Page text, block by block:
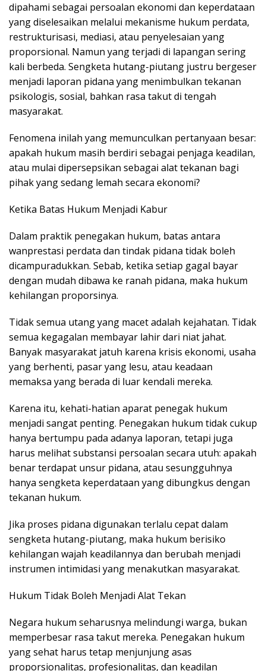
dipahami sebagai persoalan ekonomi dan keperdataan
yang diselesaikan melalui mekanisme hukum perdata,
restrukturisasi, mediasi, atau penyelesaian yang
proporsional. Namun yang terjadi di lapangan sering
kali berbeda. Sengketa hutang-piutang justru bergeser
menjadi laporan pidana yang menimbulkan tekanan
psikologis, sosial, bahkan rasa takut di tengah
masyarakat.
Fenomena inilah yang memunculkan pertanyaan besar:
apakah hukum masih berdiri sebagai penjaga keadilan,
atau mulai dipersepsikan sebagai alat tekanan bagi
pihak yang sedang lemah secara ekonomi?
Ketika Batas Hukum Menjadi Kabur
Dalam praktik penegakan hukum, batas antara
wanprestasi perdata dan tindak pidana tidak boleh
dicampuradukkan. Sebab, ketika setiap gagal bayar
dengan mudah dibawa ke ranah pidana, maka hukum
kehilangan proporsinya.
Tidak semua utang yang macet adalah kejahatan. Tidak
semua kegagalan membayar lahir dari niat jahat.
Banyak masyarakat jatuh karena krisis ekonomi, usaha
yang berhenti, pasar yang lesu, atau keadaan
memaksa yang berada di luar kendali mereka.
Karena itu, kehati-hatian aparat penegak hukum
menjadi sangat penting. Penegakan hukum tidak cukup
hanya bertumpu pada adanya laporan, tetapi juga
harus melihat substansi persoalan secara utuh: apakah
benar terdapat unsur pidana, atau sesungguhnya
hanya sengketa keperdataan yang dibungkus dengan
tekanan hukum.
Jika proses pidana digunakan terlalu cepat dalam
sengketa hutang-piutang, maka hukum berisiko
kehilangan wajah keadilannya dan berubah menjadi
instrumen intimidasi yang menakutkan masyarakat.
Hukum Tidak Boleh Menjadi Alat Tekan
Negara hukum seharusnya melindungi warga, bukan
memperbesar rasa takut mereka. Penegakan hukum
yang sehat harus tetap menjunjung asas
proporsionalitas, profesionalitas, dan keadilan